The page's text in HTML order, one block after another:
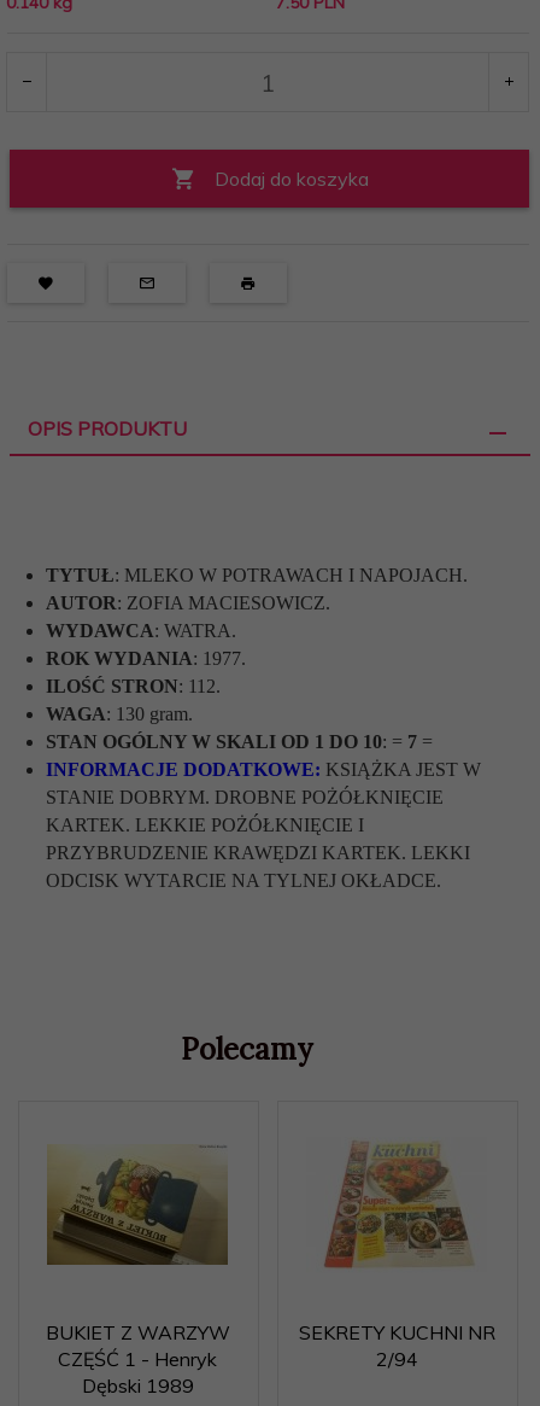
Dodaj do koszyka
OPIS PRODUKTU
TYTUŁ: MLEKO W POTRAWACH I NAPOJACH.
AUTOR: ZOFIA MACIESOWICZ.
WYDAWCA: WATRA.
ROK WYDANIA: 1977.
ILOŚĆ STRON: 112.
WAGA: 130 gram.
STAN OGÓLNY W SKALI OD 1 DO 10: = 7 =
INFORMACJE DODATKOWE: KSIĄŻKA JEST W
STANIE DOBRYM. DROBNE POŻÓŁKNIĘCIE
KARTEK. LEKKIE POŻÓŁKNIĘCIE I
PRZYBRUDZENIE KRAWĘDZI KARTEK. LEKKI
ODCISK WYTARCIE NA TYLNEJ OKŁADCE.
Polecamy
BUKIET Z WARZYW
CZĘŚĆ 1 - Henryk
Dębski 1989
SEKRETY KUCHNI NR
2/94